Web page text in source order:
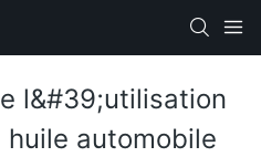
l&#39;utilisation
automobile